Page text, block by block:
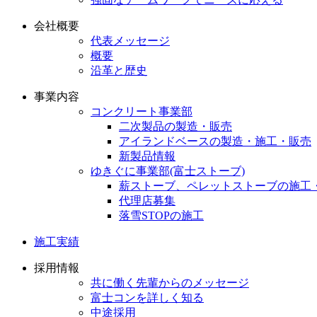
会社概要
代表メッセージ
概要
沿革と歴史
事業内容
コンクリート事業部
二次製品の製造・販売
アイランドベースの製造・施工・販売
新製品情報
ゆきぐに事業部(富士ストーブ)
薪ストーブ、ペレットストーブの施工
代理店募集
落雪STOPの施工
施工実績
採用情報
共に働く先輩からのメッセージ
富士コンを詳しく知る
中途採用